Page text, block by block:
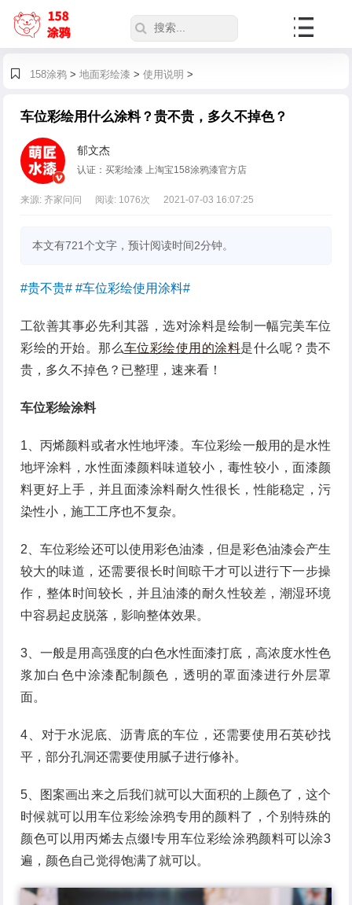
158涂鸦> 地面彩绘漆 > 使用说明 >
车位彩绘用什么涂料？贵不贵，多久不掉色？
郁文杰
认证：买彩绘漆 上淘宝158涂鸦漆官方店
来源: 齐家问问 阅读: 1076次 2021-07-03 16:07:25
本文有721个文字，预计阅读时间2分钟。
#贵不贵# #车位彩绘使用涂料#
工欲善其事必先利其器，选对涂料是绘制一幅完美车位
彩绘的开始。那么车位彩绘使用的涂料是什么呢？贵不
贵，多久不掉色？已整理，速来看！
车位彩绘涂料
1、丙烯颜料或者水性地坪漆。车位彩绘一般用的是水性
地坪涂料，水性面漆颜料味道较小，毒性较小，面漆颜
料更好上手，并且面漆涂料耐久性很长，性能稳定，污
染性小，施工工序也不复杂。
2、车位彩绘还可以使用彩色油漆，但是彩色油漆会产生
较大的味道，还需要很长时间晾干才可以进行下一步操
作，整体时间较长，并且油漆的耐久性较差，潮湿环境
中容易起皮脱落，影响整体效果。
3、一般是用高强度的白色水性面漆打底，高浓度水性色
浆加白色中涂漆配制颜色，透明的罩面漆进行外层罩
面。
4、对于水泥底、沥青底的车位，还需要使用石英砂找
平，部分孔洞还需要使用腻子进行修补。
5、图案画出来之后我们就可以大面积的上颜色了，这个
时候就可以用车位彩绘涂鸦专用的颜料了，个别特殊的
颜色可以用丙烯去点缀!专用车位彩绘涂鸦颜料可以涂3
遍，颜色自己觉得饱满了就可以。